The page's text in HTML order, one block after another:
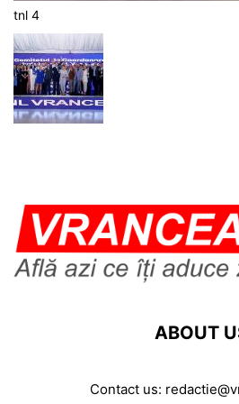
tnl 4
ABOUT
Contact us: